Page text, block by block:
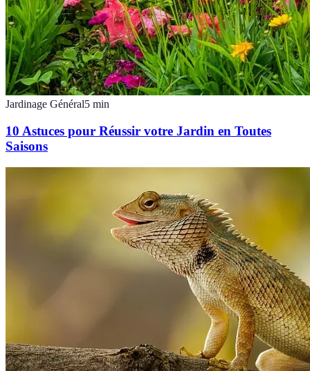
Jardinage Général5 min
10 Astuces pour Réussir votre Jardin en Toutes
Saisons